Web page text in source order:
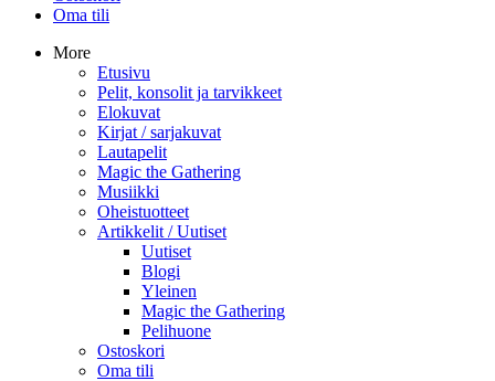
Oma tili
More
Etusivu
Pelit, konsolit ja tarvikkeet
Elokuvat
Kirjat / sarjakuvat
Lautapelit
Magic the Gathering
Musiikki
Oheistuotteet
Artikkelit / Uutiset
Uutiset
Blogi
Yleinen
Magic the Gathering
Pelihuone
Ostoskori
Oma tili